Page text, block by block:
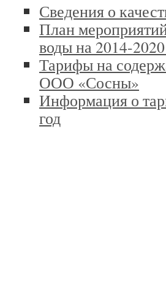
Сведения о
План
воды на 2014-
Тарифы на
ООО «Сосны»
Информация о
год